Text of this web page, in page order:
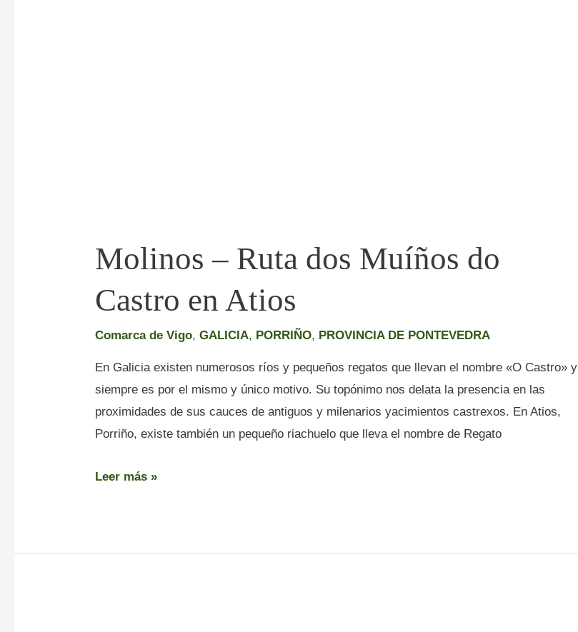
Molinos – Ruta dos Muíños do
Castro en Atios
Comarca de Vigo,GALICIA, PORRIÑO, PROVINCIA DE PONTEVEDRA
En Galicia existen numerosos ríos y pequeños regatos que llevan el nombre «O Castro» y
siempre es por el mismo y único motivo. Su topónimo nos delata la presencia en las
proximidades de sus cauces de antiguos y milenarios yacimientos castrexos. En Atios,
Porriño, existe también un pequeño riachuelo que lleva el nombre de Regato
Leer más »